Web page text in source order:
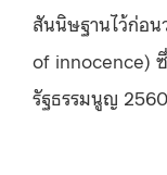
สันนิษฐานไว้ก่อน
of innocence) ซึ่
รัฐธรรมนูญ